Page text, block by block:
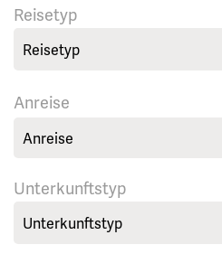
Reisetyp
Anreise
Unterkunftstyp